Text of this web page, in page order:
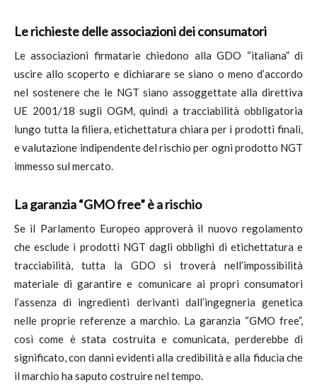
Le richieste delle associazioni dei consumatori
Le associazioni firmatarie chiedono alla GDO “italiana” di
uscire allo scoperto e dichiarare se siano o meno d’accordo
nel sostenere che le NGT siano assoggettate alla direttiva
UE 2001/18 sugli OGM, quindi a tracciabilità obbligatoria
lungo tutta la filiera, etichettatura chiara per i prodotti finali,
e valutazione indipendente del rischio per ogni prodotto NGT
immesso sul mercato.
La garanzia “GMO free” è a rischio
Se il Parlamento Europeo approverà il nuovo regolamento
che esclude i prodotti NGT dagli obblighi di etichettatura e
tracciabilità, tutta la GDO si troverà nell’impossibilità
materiale di garantire e comunicare ai propri consumatori
l’assenza di ingredienti derivanti dall’ingegneria genetica
nelle proprie referenze a marchio. La garanzia “GMO free”,
così come è stata costruita e comunicata, perderebbe di
significato, con danni evidenti alla credibilità e alla fiducia che
il marchio ha saputo costruire nel tempo.